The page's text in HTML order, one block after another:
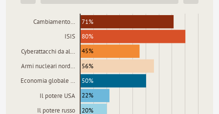
Cambiamento…
ISIS
Cyberattacchi da al…
Armi nucleari nord…
Economia globale …
Il potere USA
Il potere russo
71%
80%
45%
56%
50%
22%
20%